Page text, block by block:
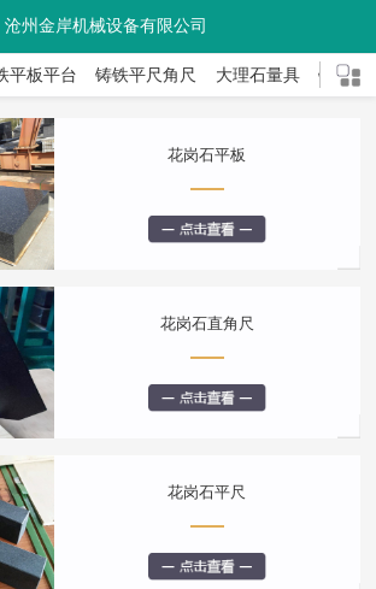
沧州金岸机械设备有限公司
平板平台 铸铁平尺角尺 大理石量具 铸件弯
花岗石平板
花岗石直角尺
花岗石平尺